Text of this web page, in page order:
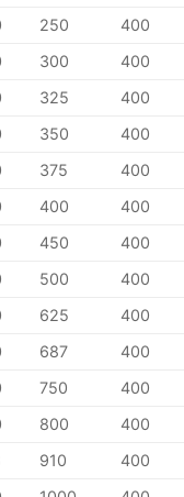
250 400
300 400
325 400
350 400
375 400
400 400
450 400
500 400
625 400
687 400
750 400
800 400
910 400